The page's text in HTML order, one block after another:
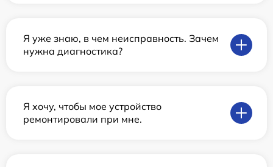
Я уже знаю, в чем неисправность. Зачем
нужна диагностика?
Я хочу, чтобы мое устройство
ремонтировали при мне.